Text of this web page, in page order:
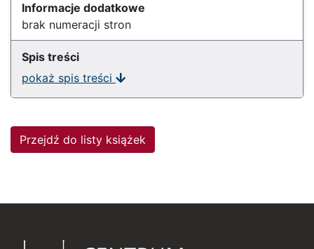
Informacje dodatkowe
brak numeracji stron
Spis treści
pokaż spis treści
Przejdź do listy książek